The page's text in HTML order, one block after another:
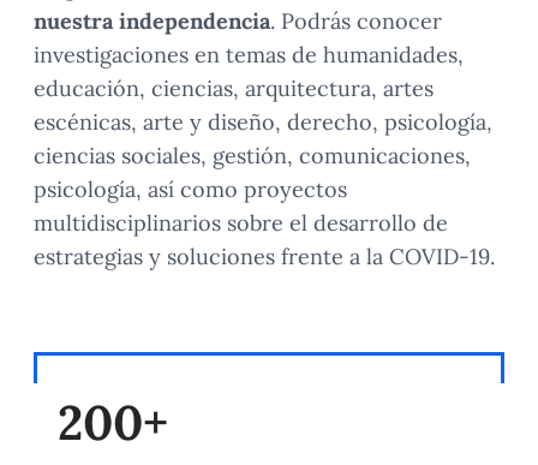
nuestra independencia. Podrás conocer
investigaciones en temas de humanidades,
educación, ciencias, arquitectura, artes
escénicas, arte y diseño, derecho, psicología,
ciencias sociales, gestión, comunicaciones,
psicología, así como proyectos
multidisciplinarios sobre el desarrollo de
estrategias y soluciones frente a la COVID-19.
200+